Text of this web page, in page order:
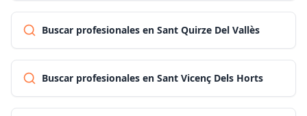
Buscar profesionales en Sant Quirze Del Vallès
Buscar profesionales en Sant Vicenç Dels Horts